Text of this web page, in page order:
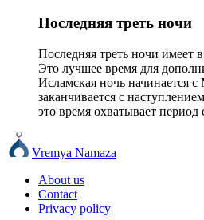
Последняя треть ночи
Последняя треть ночи имеет
Это лучшее время для
Исламская ночь начинается
заканчивается с
это время охватывает
Vremya Namaza
About us
Contact
Privacy policy